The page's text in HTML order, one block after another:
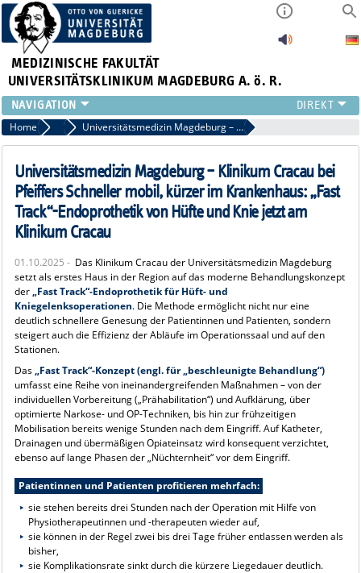
MEDIZINISCHE FAKULTÄT
UNIVERSITÄTSKLINIKUM MAGDEBURG A. ö. R.
INSTITUTE
KLINIKEN
ZENTRALE EINRICHTUNGEN
FORSCHUNG
PRESSE
ÜBER UNS
INTRANET
Home Archiv 2025 Universitätsmedizin Magdeburg – Klinikum Cracau bei Pfeiffers Schneller mobil, kürzer im Krankenhaus: „Fast Track“-Endoprothetik von Hüfte und Knie jetzt am Klinikum Cracau
Universitätsmedizin Magdeburg – Klinikum Cracau bei
Pfeiffers Schneller mobil, kürzer im Krankenhaus: „Fast
Track“-Endoprothetik von Hüfte und Knie jetzt am
Klinikum Cracau
01.10.2025 - Das Klinikum Cracau der Universitätsmedizin Magdeburg
setzt als erstes Haus in der Region auf das moderne Behandlungskonzept
der„Fast Track“-Endoprothetik für Hüft- und
Kniegelenksoperationen. Die Methode ermöglicht nicht nur eine
deutlich schnellere Genesung der Patientinnen und Patienten, sondern
steigert auch die Effizienz der Abläufe im Operationssaal und auf den
Stationen.
Das„Fast Track“-Konzept (engl. für „beschleunigte Behandlung“)
umfasst eine Reihe von ineinandergreifenden Maßnahmen – von der
individuellen Vorbereitung („Prähabilitation“) und Aufklärung, über
optimierte Narkose- und OP-Techniken, bis hin zur frühzeitigen
Mobilisation bereits wenige Stunden nach dem Eingriff. Auf Katheter,
Drainagen und übermäßigen Opiateinsatz wird konsequent verzichtet,
ebenso auf lange Phasen der „Nüchternheit“ vor dem Eingriff.
Patientinnen und Patienten profitieren mehrfach:
sie stehen bereits drei Stunden nach der Operation mit Hilfe von
Physiotherapeutinnen und -therapeuten wieder auf,
sie können in der Regel zwei bis drei Tage früher entlassen werden als
bisher,
sie Komplikationsrate sinkt durch die kürzere Liegedauer deutlich.